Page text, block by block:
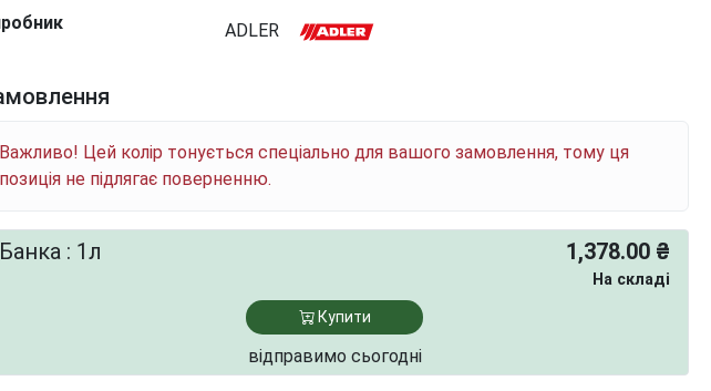
ADLER
Важливо! Цей колір тонується спеціально для вашого замовлення, тому ця
позиція не підлягає поверненню.
Банка : 1л 1,378.00 ₴
На складі
Купити
відправимо сьогодні